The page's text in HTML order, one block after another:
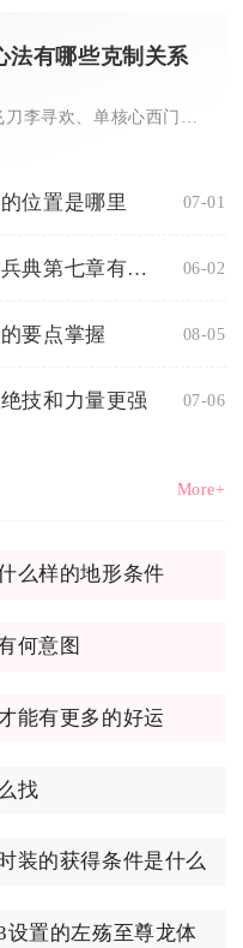
法有哪些克制关系
萧十一郎流血体系整体克制极限飞刀李寻欢、单核心西门爆发阵、纯...
位置是哪里 07-01
少年三国志零流派兵典第七章有没有剧情分支 06-02
要点掌握 08-05
技和力量更强 07-06
More+
么样的地形条件
何意图
能有更多的好运
找
装的获得条件是什么
置的左殇至尊龙体